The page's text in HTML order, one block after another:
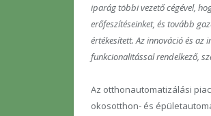
iparág többi vezető cégével,
erőfeszítéseinket, és tovább
értékesített. Az innováció és az
funkcionalitással rendelkező,
Az otthonautomatizálási
okosotthon- és